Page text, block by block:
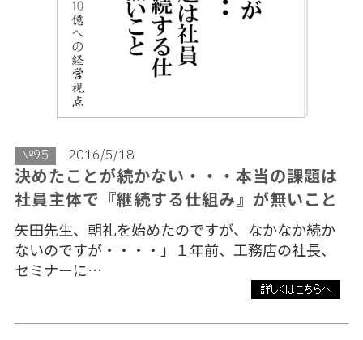
№95 2016/5/18
決めたことが続かない・・・本当の課題は
社員主体で『継続する仕組み』が無いこと
矢田先生、朝礼を始めたのですが、なかなか続か
ないのですが・・・・」１年前、工務店の社長、
セミナーに…